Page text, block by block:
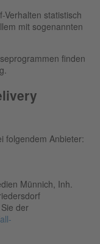
Verhalten statistisch
mit sogenannten
finden
folgendem Anbieter:
Münnich, Inh.
der